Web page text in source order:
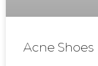
Acne Shoes